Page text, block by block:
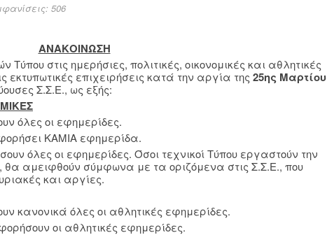
506
ΑΝΑΚΟΙΝΩΣΗ
στις ημερήσιες, πολιτικές, οικονομικές και αθλητικές
επιχειρήσεις κατά την αργία της 25ης Μαρτίου
Σ.Σ.Ε., ως εξής:
όλες οι εφημερίδες.
ΚΑΜΙΑ εφημερίδα.
όλες οι εφημερίδες. Όσοι τεχνικοί Τύπου εργαστούν την
θα αμειφθούν σύμφωνα με τα οριζόμενα στις Σ.Σ.Ε., που
και αργίες.
κανονικά όλες οι αθλητικές εφημερίδες.
οι αθλητικές εφημερίδες.